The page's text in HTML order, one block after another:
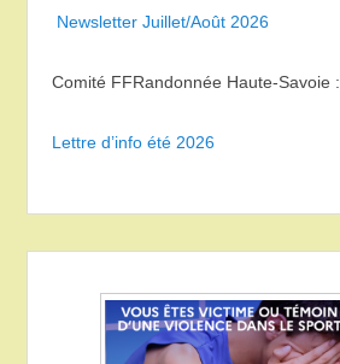
Newsletter Juillet/Août 2026
Comité FFRandonnée Haute-Savoie :
Lettre d’info été 2026